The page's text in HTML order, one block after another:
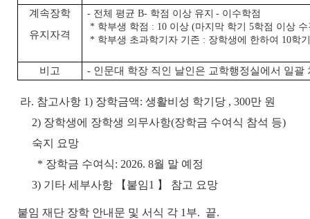
계속장학
유지자격
- 전체 평균 B- 학점 이상 유지 - 이수학점
* 학부생 학점 : 10 이상 (마지막 학기 5학점 이상
* 학부생 초과학기자 기존 : 장학생에 한하여 10학
비고 - 인문대 학장 직인 날인은 교학행정실에서 일괄
라. 참고사항 1) 장학금액: 생활비성 학기당 , 300만 원
2) 장학생에 장학생 의무사항(장학금 수여식 참석 등)
숙지 요망
* 장학금 수여식: 2026. 8월 말 예정
3) 기타 세부사항 【붙임1 】 참고 요망
붙임 재단 장학 안내문 및 서식 각 1부. 끝.